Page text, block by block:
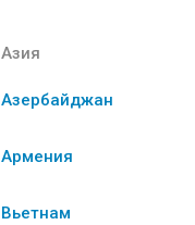
Азия
Азербайджан
Армения
Вьетнам